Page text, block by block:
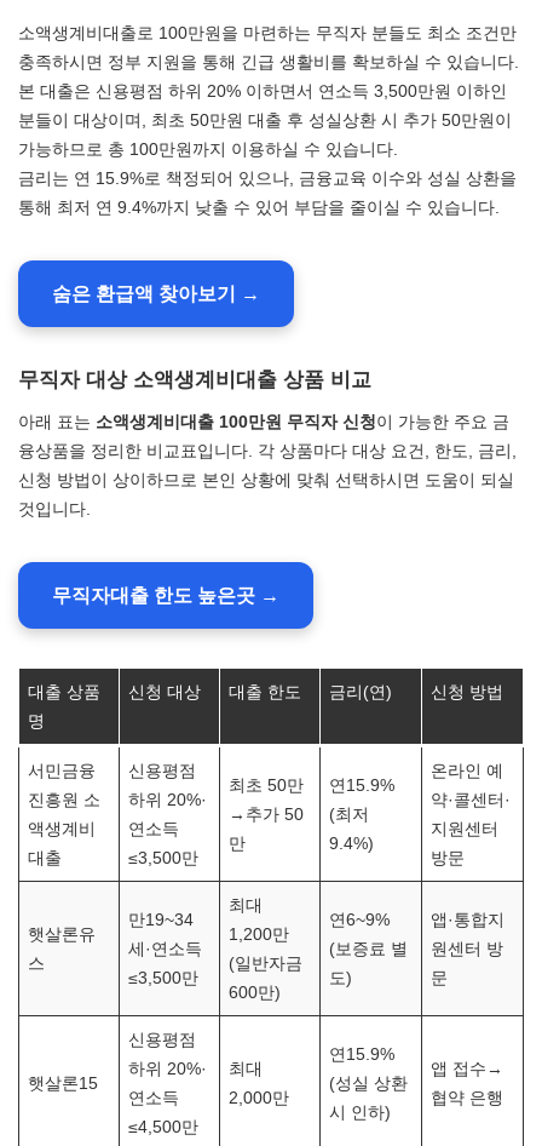
소액생계비대출로 100만원을 마련하는 무직자 분들도 최소 조건만
충족하시면 정부 지원을 통해 긴급 생활비를 확보하실 수 있습니다.
본 대출은 신용평점 하위 20% 이하면서 연소득 3,500만원 이하인
분들이 대상이며, 최초 50만원 대출 후 성실상환 시 추가 50만원이
가능하므로 총 100만원까지 이용하실 수 있습니다.
금리는 연 15.9%로 책정되어 있으나, 금융교육 이수와 성실 상환을
통해 최저 연 9.4%까지 낮출 수 있어 부담을 줄이실 수 있습니다.
숨은 환급액 찾아보기 →
무직자 대상 소액생계비대출 상품 비교
아래 표는 소액생계비대출 100만원 무직자 신청이 가능한 주요 금
융상품을 정리한 비교표입니다. 각 상품마다 대상 요건, 한도, 금리,
신청 방법이 상이하므로 본인 상황에 맞춰 선택하시면 도움이 되실
것입니다.
무직자대출 한도 높은곳 →
대출 상품
명
신청 대상 대출 한도 금리(연) 신청 방법
서민금융
진흥원 소
액생계비
대출
신용평점
하위 20%·
연소득
≤3,500만
최초 50만
→추가 50
만
연15.9%
(최저
9.4%)
온라인 예
약·콜센터·
지원센터
방문
햇살론유
스
만19~34
세·연소득
≤3,500만
최대
1,200만
(일반자금
600만)
연6~9%
(보증료 별
도)
앱·통합지
원센터 방
문
햇살론15
신용평점
하위 20%·
연소득
≤4,500만
최대
2,000만
연15.9%
(성실 상환
시 인하)
앱 접수→
협약 은행